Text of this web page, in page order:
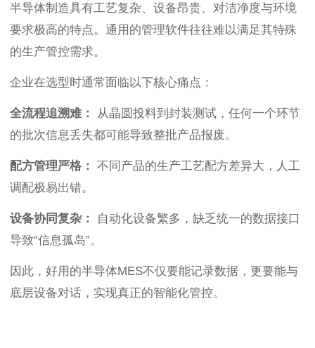
半导体制造具有工艺复杂、设备昂贵、对洁净度与环境
要求极高的特点。通用的管理软件往往难以满足其特殊
的生产管控需求。
企业在选型时通常面临以下核心痛点：
全流程追溯难：
从晶圆投料到封装测试，任何一个环节
的批次信息丢失都可能导致整批产品报废。
配方管理严格：
不同产品的生产工艺配方差异大，人工
调配极易出错。
设备协同复杂：
自动化设备繁多，缺乏统一的数据接口
导致“信息孤岛”。
因此，好用的半导体MES不仅要能记录数据，更要能与
底层设备对话，实现真正的智能化管控。